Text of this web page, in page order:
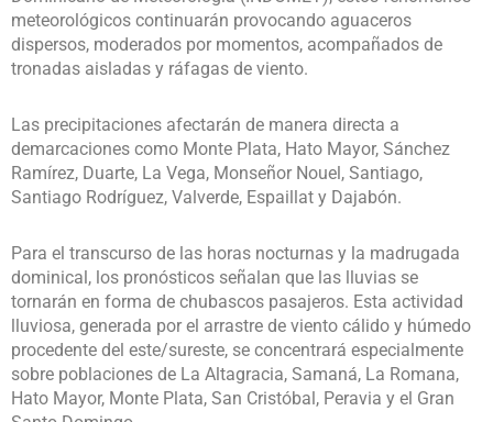
meteorológicos continuarán provocando aguaceros
dispersos, moderados por momentos, acompañados de
tronadas aisladas y ráfagas de viento.
Las precipitaciones afectarán de manera directa a
demarcaciones como Monte Plata, Hato Mayor, Sánchez
Ramírez, Duarte, La Vega, Monseñor Nouel, Santiago,
Santiago Rodríguez, Valverde, Espaillat y Dajabón.
Para el transcurso de las horas nocturnas y la madrugada
dominical, los pronósticos señalan que las lluvias se
tornarán en forma de chubascos pasajeros. Esta actividad
lluviosa, generada por el arrastre de viento cálido y húmedo
procedente del este/sureste, se concentrará especialmente
sobre poblaciones de La Altagracia, Samaná, La Romana,
Hato Mayor, Monte Plata, San Cristóbal, Peravia y el Gran